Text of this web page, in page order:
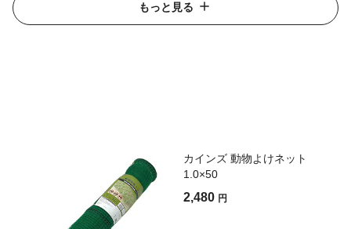
もっと見る
カインズ 動物よけネット
1.0×50
2,480 円